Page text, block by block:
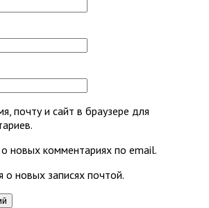
почту и сайт в браузере для
новых комментариях по email.
о новых записях почтой.